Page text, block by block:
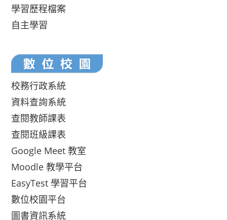
學習歷程檔案
自主學習
校務行政系統
資料查詢系統
查閱教師課表
查閱班級課表
Google Meet 教室
Moodle 教學平台
EasyTest 學習平台
數位校園平台
圖書資訊系統